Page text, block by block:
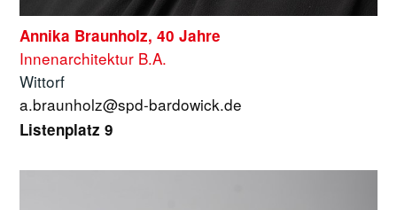
Annika Braunholz, 40 Jahre
Innenarchitektur B.A.
Wittorf
a.braunholz@spd-bardowick.de
Listenplatz 9